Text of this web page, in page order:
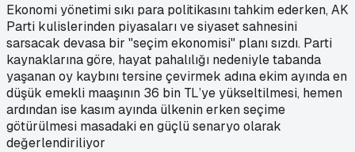
Ekonomi yönetimi sıkı para politikasını tahkim ederken, AK
Parti kulislerinden piyasaları ve siyaset sahnesini
sarsacak devasa bir "seçim ekonomisi" planı sızdı. Parti
kaynaklarına göre, hayat pahalılığı nedeniyle tabanda
yaşanan oy kaybını tersine çevirmek adına ekim ayında en
düşük emekli maaşının 36 bin TL’ye yükseltilmesi, hemen
ardından ise kasım ayında ülkenin erken seçime
götürülmesi masadaki en güçlü senaryo olarak
değerlendiriliyor